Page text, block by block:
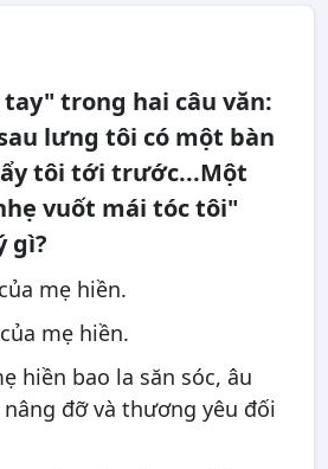
trong hai câu văn:
lưng tôi có một bàn
tôi tới trước...Một
vuốt mái tóc tôi"
gì?
mẹ hiền.
mẹ hiền.
hiền bao la săn sóc, âu
đỡ và thương yêu đối